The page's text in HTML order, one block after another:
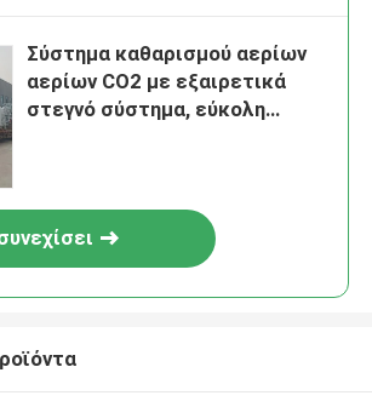
Σύστημα καθαρισμού αερίων
αερίων CO2 με εξαιρετικά
στεγνό σύστημα, εύκολη